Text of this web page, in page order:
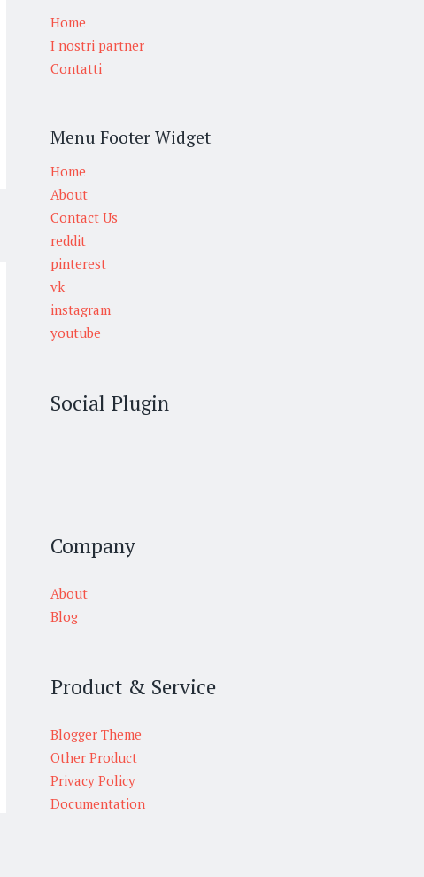
Home
I nostri partner
Contatti
Menu Footer Widget
Home
About
Contact Us
reddit
pinterest
vk
instagram
youtube
Social Plugin
Company
About
Blog
Product & Service
Blogger Theme
Other Product
Privacy Policy
Documentation